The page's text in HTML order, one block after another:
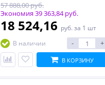
57 888,00 руб.
Экономия 39 363,84 руб.
18 524,16 руб. за 1 шт
В наличии
- +
В КОРЗИНУ